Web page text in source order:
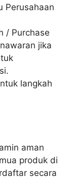
Perusahaan
/ Purchase
jika
langkah
aman
produk di
secara